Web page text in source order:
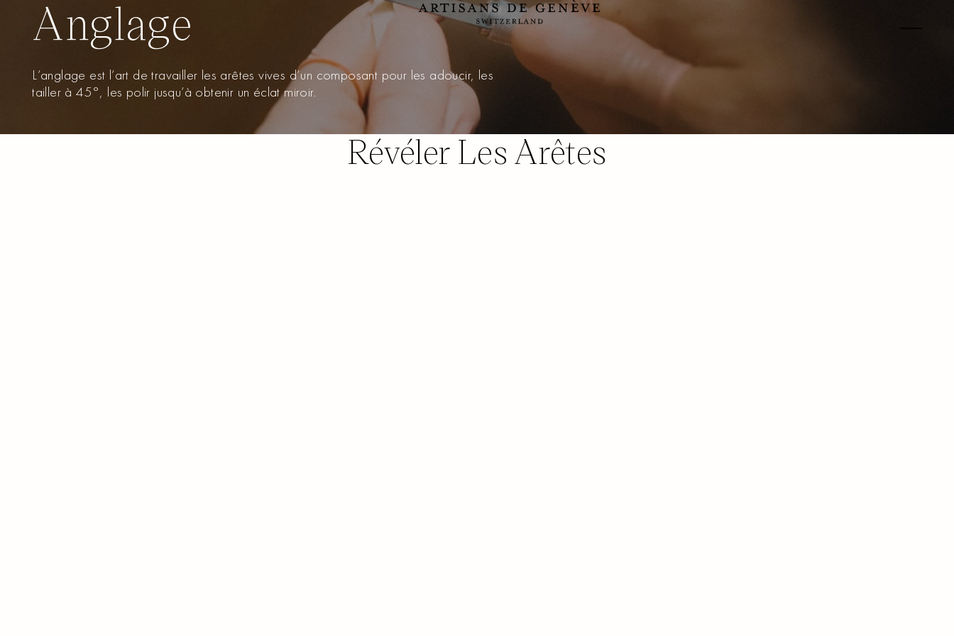
Anglage
L’anglage est l’art de travailler les arêtes vives d’un composant pour les adoucir, les
tailler à 45°, les polir jusqu’à obtenir un éclat miroir.
Révéler Les Arêtes